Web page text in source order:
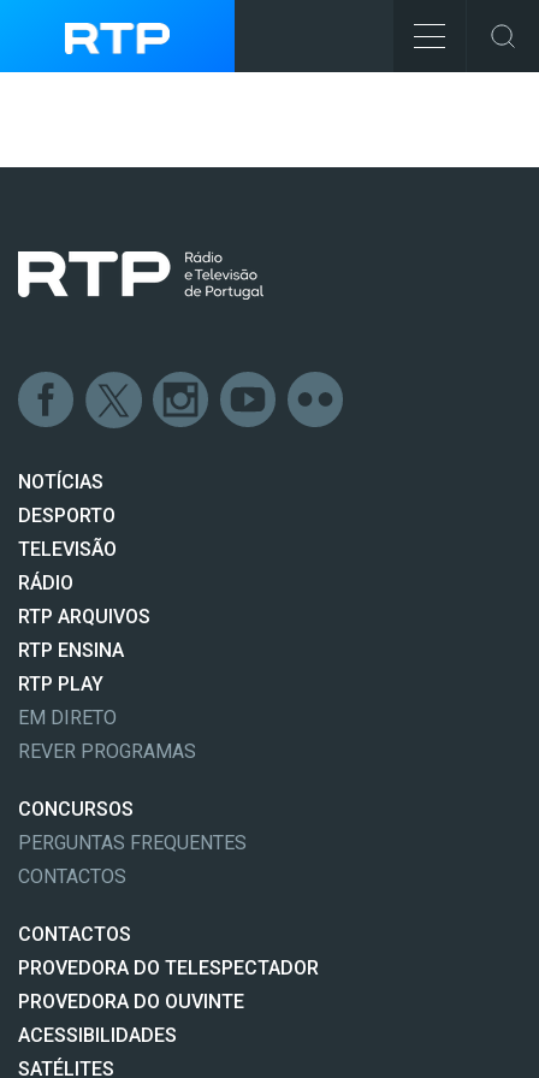
NOTÍCIAS
DESPORTO
TELEVISÃO
RÁDIO
RTP ARQUIVOS
RTP ENSINA
RTP PLAY
EM DIRETO
REVER PROGRAMAS
CONCURSOS
PERGUNTAS FREQUENTES
CONTACTOS
CONTACTOS
PROVEDORA DO TELESPECTADOR
PROVEDORA DO OUVINTE
ACESSIBILIDADES
SATÉLITES